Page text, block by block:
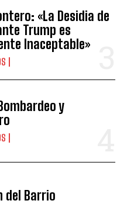
«La Desidia de
Trump es
Inaceptable»
y
del Barrio